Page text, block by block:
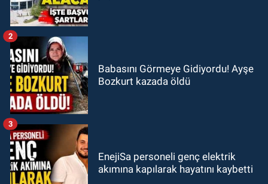
Babasını Görmeye Gidiyordu! Ayşe
Bozkurt kazada öldü
2
EnejiSa personeli genç elektrik
akımına kapılarak hayatını kaybetti
3